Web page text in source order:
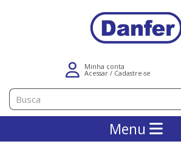
Minha conta
Acessar / Cadastre-se
Menu